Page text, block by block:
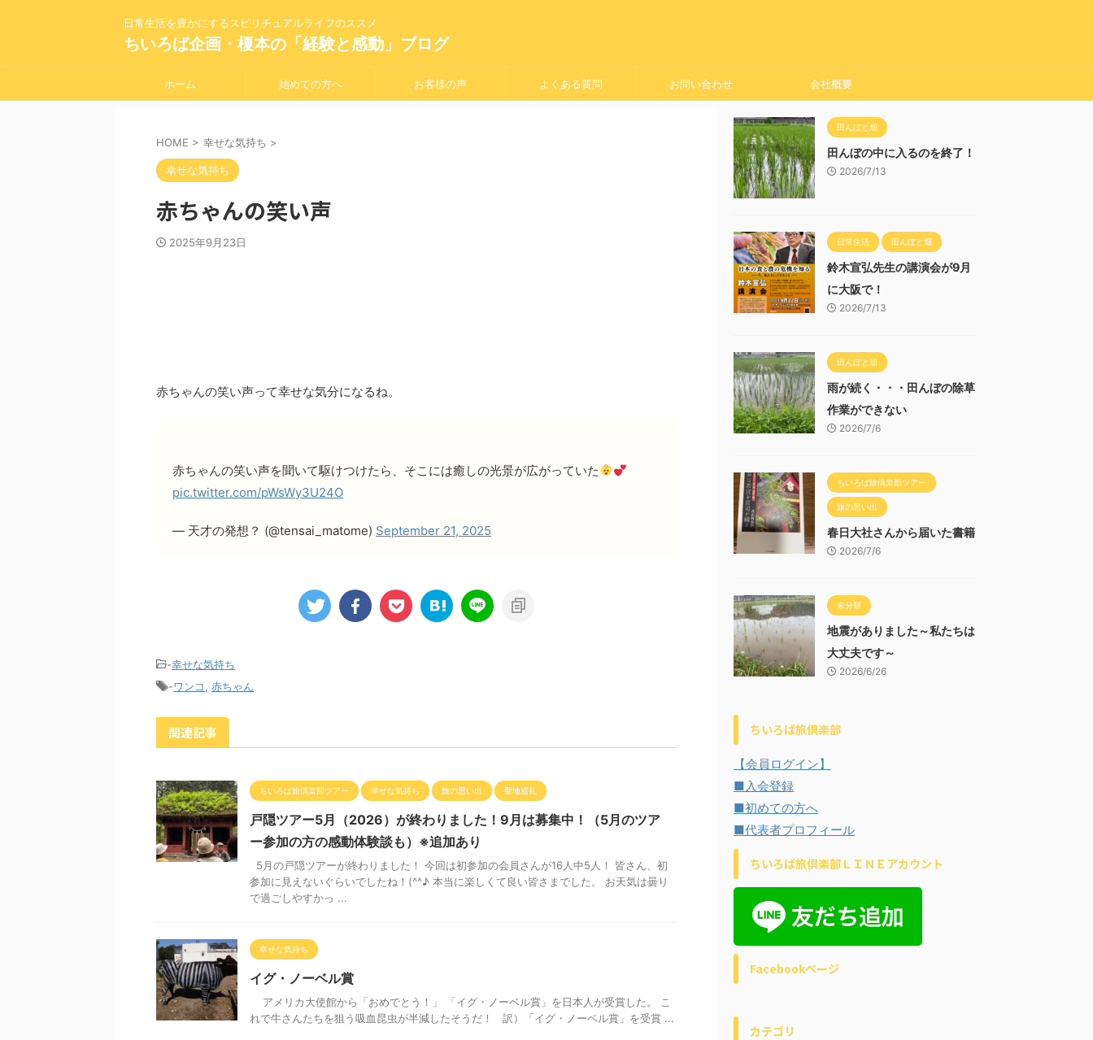
日常生活を豊かにするスピリチュアルライフのススメ
ちいろば企画・榎本の「経験と感動」ブログ
ホーム 始めての方へ お客様の声 よくある質問 お問い合わせ 会社概要
HOME > 幸せな気持ち >
幸せな気持ち
赤ちゃんの笑い声
2025年9月23日
赤ちゃんの笑い声って幸せな気分になるね。
赤ちゃんの笑い声を聞いて駆けつけたら、そこには癒しの光景が広がっていた
pic.twitter.com/pWsWy3U24O
— 天才の発想？ (@tensai_matome) September 21, 2025
-幸せな気持ち
-ワンコ 赤ちゃん
関連記事
ちいろば旅倶楽部ツアー 幸せな気持ち 旅の思い出 聖地巡礼
戸隠ツアー5月（2026）が終わりました！9月は募集中！（5月のツア
ー参加の方の感動体験談も）※追加あり
5月の戸隠ツアーが終わりました！ 今回は初参加の会員さんが16人中5人！ 皆さん、初
参加に見えないぐらいでしたね！(^^♪ 本当に楽しくて良い皆さまでした。 お天気は曇り
で過ごしやすかっ ...
幸せな気持ち
イグ・ノーベル賞
アメリカ大使館から「おめでとう！」 「イグ・ノーベル賞」を日本人が受賞した。 こ
れで牛さんたちを狙う吸血昆虫が半減したそうだ！ 訳）「イグ・ノーベル賞」を受賞 ...
田んぼと畑
田んぼの中に入るのを終了！
2026/7/13
日常生活 田んぼと畑
鈴木宣弘先生の講演会が9月
に大阪で！
2026/7/13
田んぼと畑
雨が続く・・・田んぼの除草
作業ができない
2026/7/6
ちいろば旅倶楽部ツアー
旅の思い出
春日大社さんから届いた書籍
2026/7/6
未分類
地震がありました～私たちは
大丈夫です～
2026/6/26
ちいろば旅倶楽部
【会員ログイン】
■入会登録
■初めての方へ
■代表者プロフィール
ちいろば旅倶楽部ＬＩＮＥアカウント
Facebookページ
カテゴリ